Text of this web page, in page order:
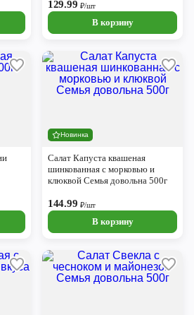
129.99 ₽/шт
В корзину
Новинка
Салат Капуста квашеная
шинкованная с морковью и
клюквой Семья довольна 500г
144.99 ₽/шт
В корзину